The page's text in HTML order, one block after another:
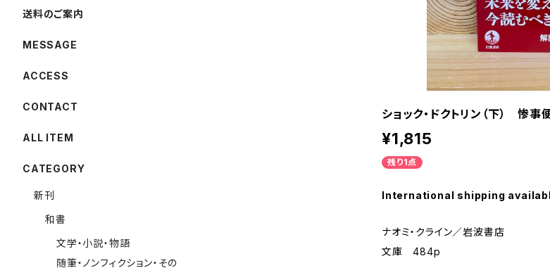
ショック・ドクトリン（下） 惨
¥1,815
残り1点
International shipping
ナオミ・クライン／岩波書店
文庫 484p
送料のご案内
MESSAGE
ACCESS
CONTACT
ALL ITEM
CATEGORY
新刊
和書
文学・小説・物語
随筆・ノンフィクション・その